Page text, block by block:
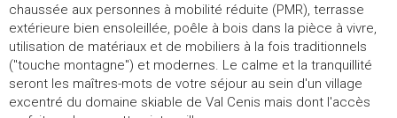
chaussée aux personnes à mobilité réduite (PMR), terrasse
extérieure bien ensoleillée, poêle à bois dans la pièce à vivre,
utilisation de matériaux et de mobiliers à la fois traditionnels
("touche montagne") et modernes. Le calme et la tranquillité
seront les maîtres-mots de votre séjour au sein d'un village
excentré du domaine skiable de Val Cenis mais dont l'accès